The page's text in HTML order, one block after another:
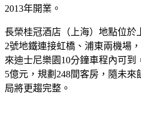
2013年開業。
長榮桂冠酒店（上海）地點位於
2號地鐵連接虹橋、浦東兩機場
來迪士尼樂園10分鐘車程內可
5億元，規劃248間客房，隨未
局將更趨完整。